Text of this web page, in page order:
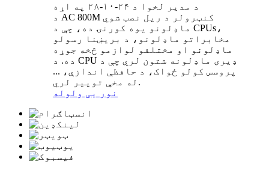
د مدیر لخوا د ۲۴-۱۰-۲۸ په اړه
د AC 800M کنټرولر د ریل نصب شوي
ماډلونو یوه کورنۍ ده، چې د CPUs،
مخابراتو ماډلونو، د بریښنا رسولو
ماډلونو او مختلفو لوازمو څخه جوړه
ده. د CPU ډیری ماډلونه شتون لري چې د
پروسس کولو ځواک، د حافظې اندازې، ...
له مخې توپیر لري.
نور یی ولوله